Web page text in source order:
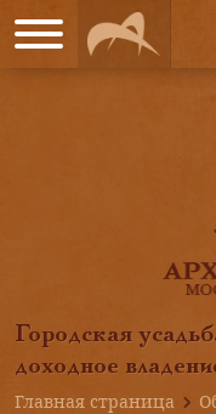
Городская
доходное
Главная страница